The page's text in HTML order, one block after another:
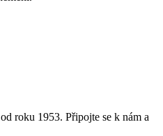
roku 1953. Připojte se k nám a